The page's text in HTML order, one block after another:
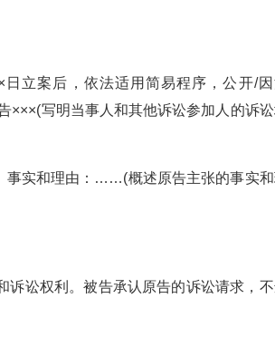
立案后，依法适用简易程序，公开/
写明当事人和其他诉讼参加人的诉
实和理由：……(概述原告主张的事实和
诉讼权利。被告承认原告的诉讼请求，